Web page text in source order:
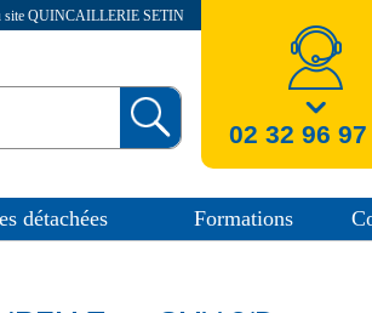
site QUINCAILLERIE SETIN
02 32 96 97
détachées Formations